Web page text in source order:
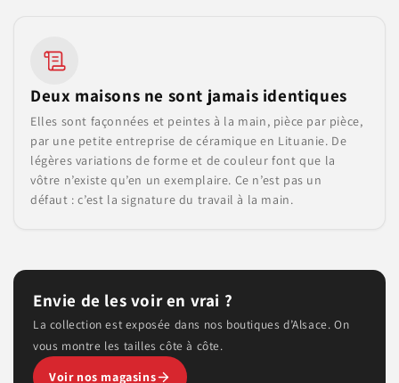
Deux maisons ne sont jamais identiques
Elles sont façonnées et peintes à la main, pièce par pièce,
par une petite entreprise de céramique en Lituanie. De
légères variations de forme et de couleur font que la
vôtre n’existe qu’en un exemplaire. Ce n’est pas un
défaut : c’est la signature du travail à la main.
Envie de les voir en vrai ?
La collection est exposée dans nos boutiques d’Alsace. On
vous montre les tailles côte à côte.
Voir nos magasins